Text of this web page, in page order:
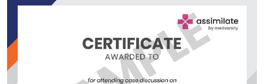
निर्धारित करते हैं। यह माइक्रोसर्जिकल परिशुद्धता और
इंट्राऑपरेटिव इमेजिंग सहित नवीनतम तकनीकी प्रगति पर
भी प्रकाश डालेगा, जो सुरक्षा और प्रभावकारिता को बढ़ाते हैं।
इस सत्र का उद्देश्य चिकित्सकों को इस बात की गहरी समझ
प्रदान करना है कि स्ट्रोक प्रबंधन में ब्रेन बाईपास सर्जरी कब
और कैसे एक जीवन रक्षक विकल्प हो सकती है।